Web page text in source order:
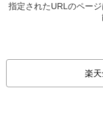
指定されたURLのペー
楽